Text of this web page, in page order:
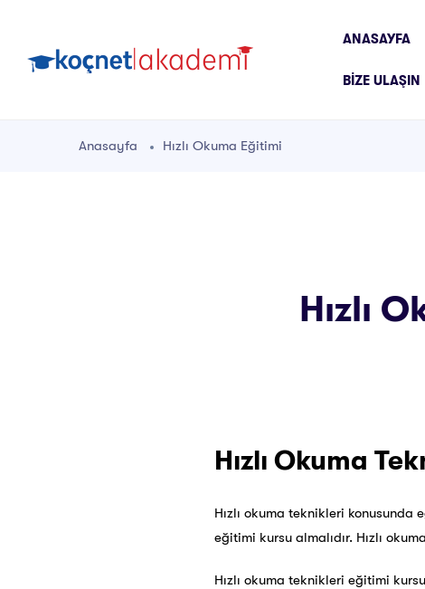
ANASAYFA
BIZE ULAŞIN
Anasayfa Hızlı Okuma Eğitimi
Hızlı
Hızlı Okuma
Hızlı okuma teknikleri
eğitimi kursu almalıdır. Hızlı
Hızlı okuma teknikleri eğitimi